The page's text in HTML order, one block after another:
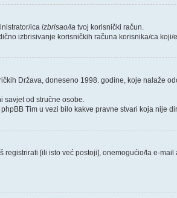
ica izbrisao/la tvoj korisnički račun.
izbrisivanje korisničkih računa korisnika/ca
Država, doneseno 1998. godine, koje nalaže
od stručne osobe.
Tim u vezi bilo kakve pravne stvari koja nije
[ili isto već postoji], onemogućio/la e-